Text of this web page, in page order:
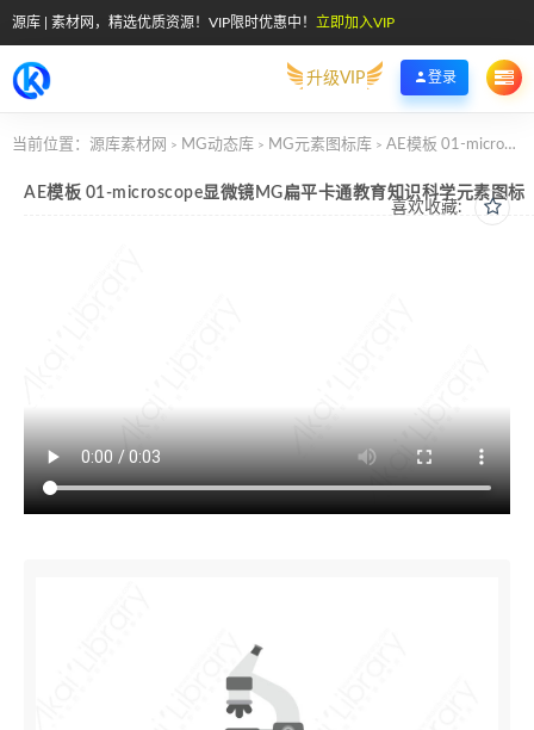
源库 | 素材网，精选优质资源！VIP限时优惠中！ 立即加入VIP
升级VIP 登录
当前位置： 源库素材网 > MG动态库 > MG元素图标库 > AE模板 01-microscope显微镜MG扁平卡通教育知识科学元素图标
喜欢收藏:
AE模板 01-microscope显微镜MG扁平卡通教育知识科学元素图标